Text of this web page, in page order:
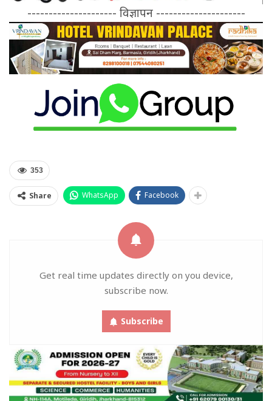
--------------------- विज्ञापन ---------------------
353
Share WhatsApp Facebook
Get real time updates directly on you device,
subscribe now.
Subscribe